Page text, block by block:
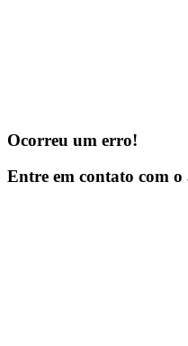
Ocorreu um erro!
Entre em contato com